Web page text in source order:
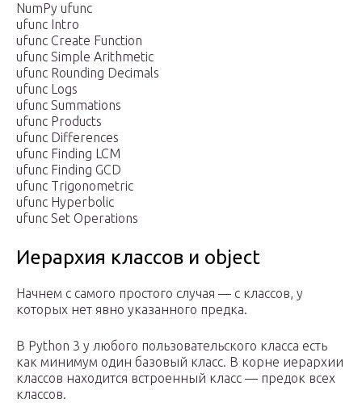
NumPy ufunc
ufunc Intro
ufunc Create Function
ufunc Simple Arithmetic
ufunc Rounding Decimals
ufunc Logs
ufunc Summations
ufunc Products
ufunc Differences
ufunc Finding LCM
ufunc Finding GCD
ufunc Trigonometric
ufunc Hyperbolic
ufunc Set Operations
Иерархия классов и object
Начнем с самого простого случая — с классов, у
которых нет явно указанного предка.
В Python 3 у любого пользовательского класса есть
как минимум один базовый класс. В корне иерархии
классов находится встроенный класс — предок всех
классов.